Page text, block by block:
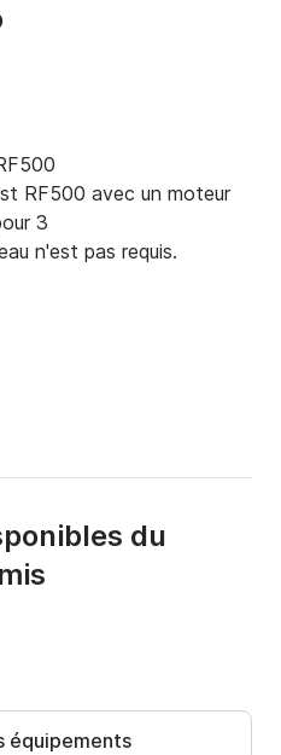
RF500 avec un moteur
3
n'est pas requis.
du
équipements